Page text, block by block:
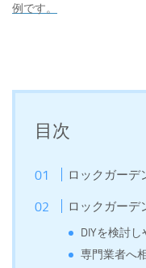
例です。
目次
ロックガーデ
ロックガーデ
DIYを検討
専門業者へ